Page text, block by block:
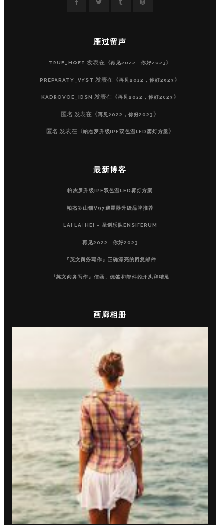
雁过留声
TRUE_HQET 发表在《再见2022，你好2023 》
PREPARATY_VYST 发表在《再见2022，你好2023 》
KADROVOE_IDSN 发表在《再见2022，你好2023 》
匿名 发表在《再见2022，你好2023 》
匿名 发表在《帕杰罗升级IPF双色温LED雾灯方案》
最新博客
帕杰罗升级IPF双色温LED雾灯方案
帕杰罗山猫V97避震器升级品牌推荐
LAI LAI HEI – 圣剑乐队ENSIFERUM
再见2022，你好2023
『英文商务写作』正确漂亮的回复邮件
『英文商务写作』信函、便签和邮件的开头和结尾
画廊相册